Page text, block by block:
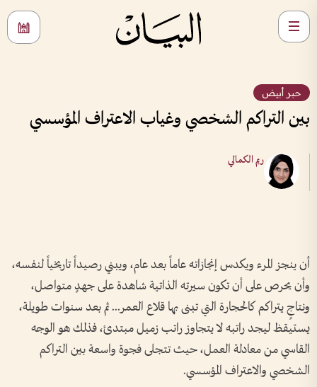
حبر أبيض
بين التراكم الشخصي وغياب الاعتراف المؤسسي
ريم الكمالي
أن ينجز المرء ويكدس إنجازاته عاماً بعد عام، ويبني رصيداً تاريخياً لنفسه،
وأن يحرص على أن تكون سيرته الذاتية شاهدة على جهدٍ متواصل،
ونتاجٍ يتراكم كالحجارة التي تبنى بها قلاع العمر... ثم بعد سنوات طويلة،
يستيقظ ليجد راتبه لا يتجاوز راتب زميل مبتدئ، فذلك هو الوجه
القاسي من معادلة العمل، حيث تتجلى فجوة واسعة بين التراكم
الشخصي والاعتراف المؤسسي.